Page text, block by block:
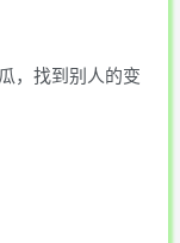
，找到别人的变